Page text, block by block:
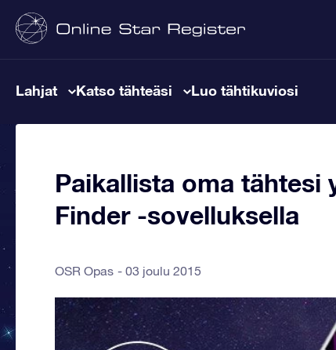
Lahjat Katso tähteäsi Luo tähtikuviosi
Paikallista oma tähtesi
Finder -sovelluksella
OSR Opas 03 joulu 2015